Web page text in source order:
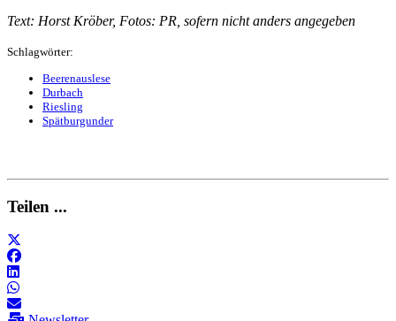
Text: Horst Kröber, Fotos: PR, sofern nicht anders angegeben
Schlagwörter:
Beerenauslese
Durbach
Riesling
Spätburgunder
Teilen ...